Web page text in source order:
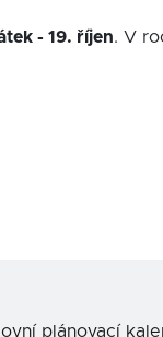
- 19. říjen. V
plánovací